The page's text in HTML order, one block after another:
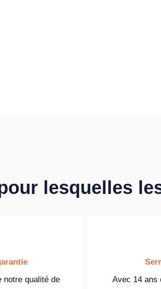
lesquelles
notre qualité de
Avec 14 ans